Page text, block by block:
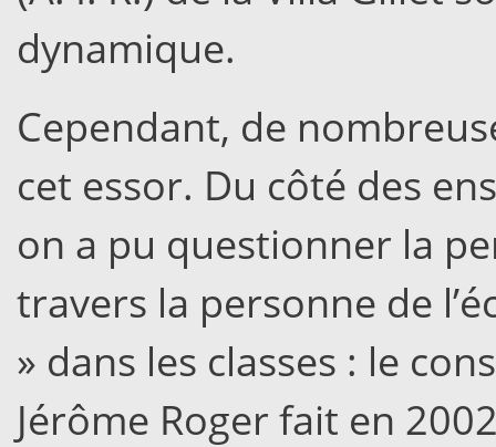
dynamique.
Cependant, de
cet essor. Du côté des
on a pu questionner la
travers la personne de
» dans les classes : le
Jérôme Roger fait en